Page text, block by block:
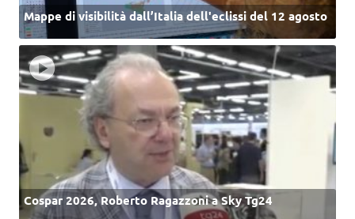
Mappe di visibilità dall’Italia dell'eclissi del 12 agosto
Cospar 2026, Roberto Ragazzoni a Sky Tg24